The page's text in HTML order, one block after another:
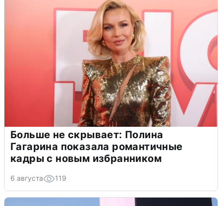
Больше не скрывает: Полина
Гагарина показала романтичные
кадры с новым избранником
6 августа 119